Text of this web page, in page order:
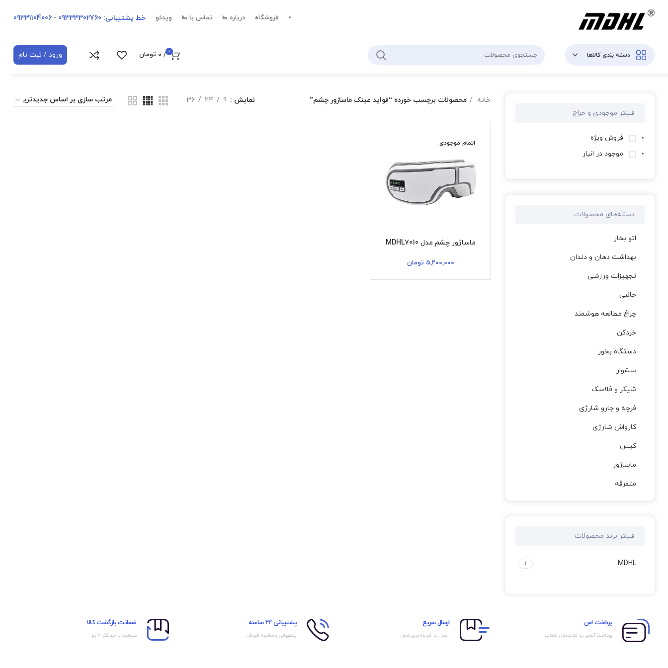
فروشگاه درباره ما تماس با ما ویدئو خط پشتیبانی: 09333302760 -
09331104006
دسته بندی کالاها 0
/
0 تومان ورود / ثبت نام
فیلتر موجودی و حراج
فروش ویژه
موجود در انبار
دسته‌های محصولات
اتو بخار
بهداشت دهان و دندان
تجهیزات ورزشی
جانبی
چراغ مطالعه هوشمند
خردکن
دستگاه بخور
سشوار
شیکر و فلاسک
فرچه و جارو شارژی
کارواش شارژی
کیس
ماساژور
متفرقه
فیلتر برند محصولات
MDHL
1
خانه محصولات برچسب خورده “فواید عینک ماسازور چشم” نمایش 9
24
36
اتمام موجودی
ماساژور چشم مدل MDHL7010
5,200,000 تومان
پرداخت امن
پرداخت آنلاین با کارت‌های شتاب
ارسال سریع
ارسال در کوتاه‌ترین زمان
پشتیبانی 24 ساعته
پشتیبانی و مشاوره فروش
ضمانت بازگشت کالا
ضمانت تا حداکثر ۷ روز